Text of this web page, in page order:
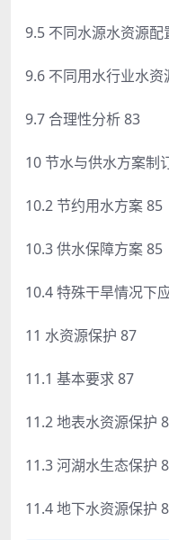
9.5 不同水源水资源配
9.6 不同用水行业水资
9.7 合理性分析 83
10 节水与供水方案制
10.2 节约用水方案 85
10.3 供水保障方案 85
10.4 特殊干旱情况下
11 水资源保护 87
11.1 基本要求 87
11.2 地表水资源保护
11.3 河湖水生态保护
11.4 地下水资源保护